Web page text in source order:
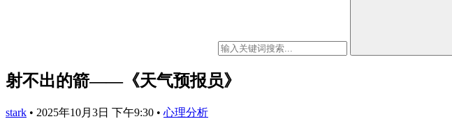
射不出的箭——《天气预报员》
stark • 2025年10月3日 下午9:30 • 心理分析